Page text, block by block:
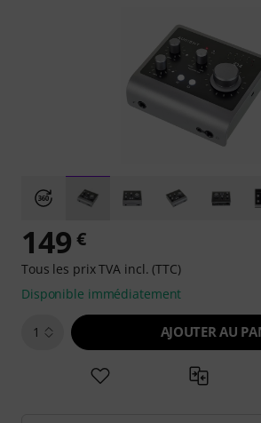
149 €
Tous les prix TVA incl. (TTC)
Disponible immédiatement
1 AJOUTER AU